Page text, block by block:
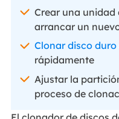
Crear una unidad
arrancar un
Clonar disco
rápidamente
Ajustar la
proceso de